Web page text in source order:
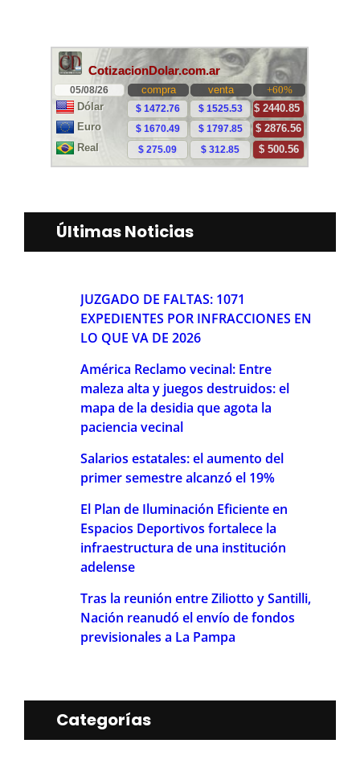
Últimas Noticias
JUZGADO DE FALTAS: 1071
EXPEDIENTES POR INFRACCIONES EN
LO QUE VA DE 2026
América Reclamo vecinal: Entre
maleza alta y juegos destruidos: el
mapa de la desidia que agota la
paciencia vecinal
Salarios estatales: el aumento del
primer semestre alcanzó el 19%
El Plan de Iluminación Eficiente en
Espacios Deportivos fortalece la
infraestructura de una institución
adelense
Tras la reunión entre Ziliotto y Santilli,
Nación reanudó el envío de fondos
previsionales a La Pampa
Categorías